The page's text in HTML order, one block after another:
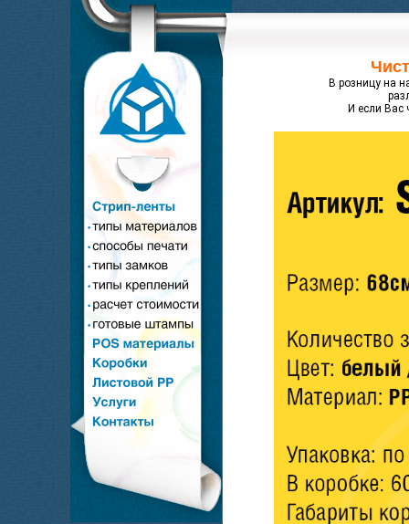
В розницу на
И если Вас